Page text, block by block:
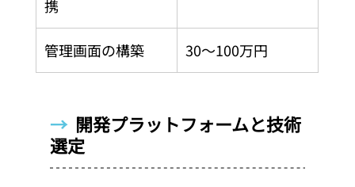
携
管理画面の構築 30〜100万円
→ 開発プラットフォームと技術
選定